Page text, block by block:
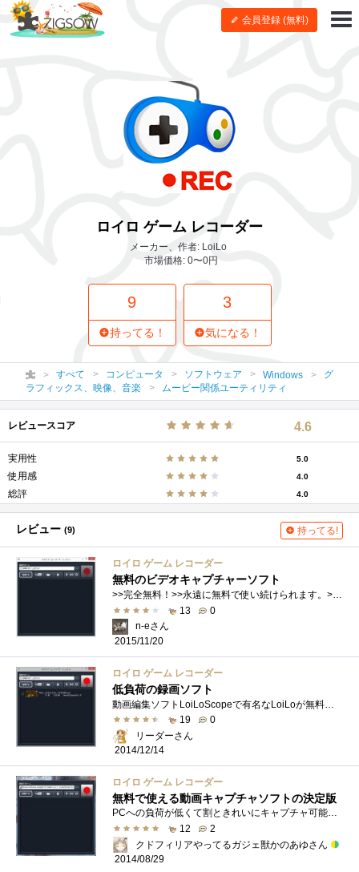
会員登録 (無料)
ロイロ ゲーム レコーダー
メーカー、作者: LoiLo
市場価格: 0〜0円
9
持ってる！
3
気になる！
すべて コンピュータ ソフトウェア Windows
グ
ラフィックス、映像、音楽
ムービー関係ユーティリティ
レビュースコア 4.6
実用性 5.0
使用感 4.0
総評 4.0
レビュー (9) 持ってる!
ロイロ ゲーム レコーダー
無料のビデオキャプチャーソフト
>>完全無料！>>永遠に無料で使い続けられます。>>ロイロゲームレコーダーは、動画編集ソフト『LoiLoScope』の開発の一環として>>�...
13
0
n-eさん
2015/11/20
ロイロ ゲーム レコーダー
低負荷の録画ソフト
19
0
リーダーさん
2014/12/14
ロイロ ゲーム レコーダー
無料で使える動画キャプチャソフトの決定版
PCへの負荷が低くて割ときれいにキャプチャ可能。なおかつ時間制限がなく無料なのが最大の魅力。ロイロ ゲームレコーダーはフリーウェアで利...
12
2
クドフィリアやってるガジェ獣かのあゆさん
2014/08/29